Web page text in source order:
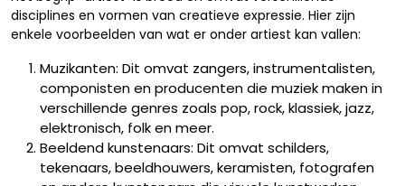
disciplines en vormen van creatieve expressie. Hier zijn
enkele voorbeelden van wat er onder artiest kan vallen:
Muzikanten: Dit omvat zangers, instrumentalisten,
componisten en producenten die muziek maken in
verschillende genres zoals pop, rock, klassiek, jazz,
elektronisch, folk en meer.
Beeldend kunstenaars: Dit omvat schilders,
tekenaars, beeldhouwers, keramisten, fotografen